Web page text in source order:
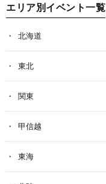
エリア別イベント一覧
北海道
東北
関東
甲信越
東海